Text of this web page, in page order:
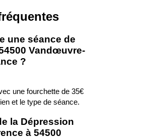
une séance de
Vandœuvre-
?
une fourchette de 35€
et le type de séance.
la Dépression
à 54500